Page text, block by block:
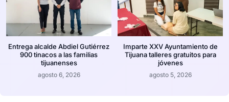
Entrega alcalde Abdiel Gutiérrez
900 tinacos a las familias
tijuanenses
agosto 6, 2026
Imparte XXV Ayuntamiento de
Tijuana talleres gratuitos para
jóvenes
agosto 5, 2026